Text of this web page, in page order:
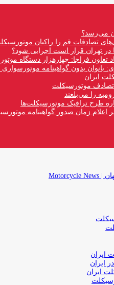
می‌رسد؟
در تهران قرار است اجرایی شود؟
تعاون فراجا: چهارهزار دستگاه
بدون گواهینامه موتورسواری
ایران
موتورسیکلت
را می‌بلعند
طرح ترافیک موتورسیکلت‌ها
اعلام زمان صدور گواهینامه
ایران
ایران
ایران